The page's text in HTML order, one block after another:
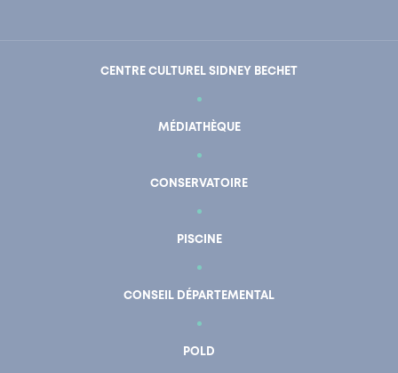
CENTRE CULTUREL SIDNEY BECHET
MÉDIATHÈQUE
CONSERVATOIRE
PISCINE
CONSEIL DÉPARTEMENTAL
POLD